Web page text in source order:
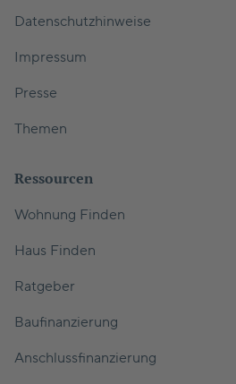
Datenschutzhinweise
Impressum
Presse
Themen
Ressourcen
Wohnung Finden
Haus Finden
Ratgeber
Baufinanzierung
Anschlussfinanzierung